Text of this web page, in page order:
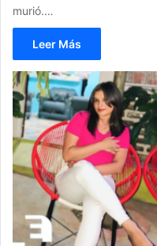
murió.…
Leer Más